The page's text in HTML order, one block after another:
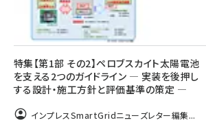
特集【第1部 その2】ペロブスカイト太陽電池
を支える2つのガイドライン ― 実装を後押し
する設計・施工方針と評価基準の策定 ―
インプレスSmartGridニューズレター編集...